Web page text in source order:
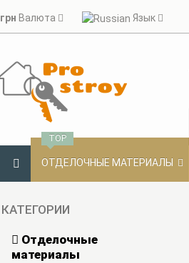
грн Валюта Язык
ОТДЕЛОЧНЫЕ МАТЕРИАЛЫ
TOP
КАТЕГОРИИ
Отделочные
материалы